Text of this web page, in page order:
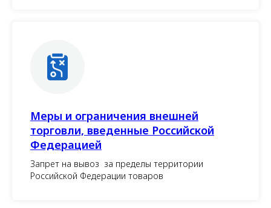
Меры и ограничения внешней
торговли, введенные Российской
Федерацией
Запрет на вывоз за пределы территории
Российской Федерации товаров